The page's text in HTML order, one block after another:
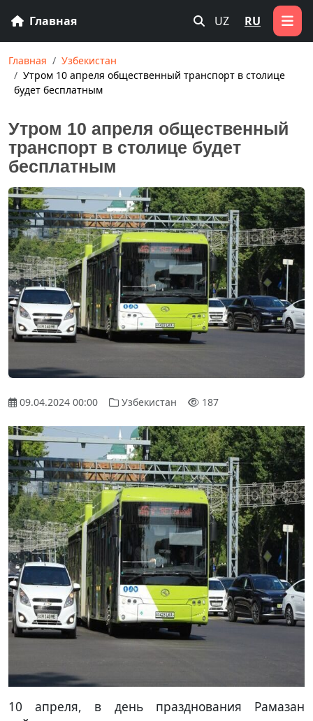
Главная UZ RU
Главная
Узбекистан
Утром 10 апреля общественный транспорт в столице
будет бесплатным
Утром 10 апреля общественный
транспорт в столице будет
бесплатным
09.04.2024 00:00 Узбекистан 187
10 апреля, в день празднования Рамазан